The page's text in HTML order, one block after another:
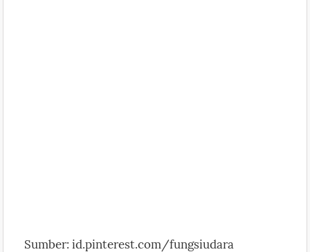
Sumber: id.pinterest.com/fungsiudara